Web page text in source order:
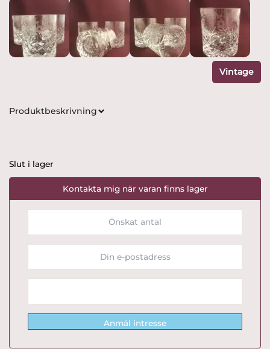
Vintage
Produktbeskrivning
Slut i lager
Kontakta mig när varan finns lager
Anmäl intresse